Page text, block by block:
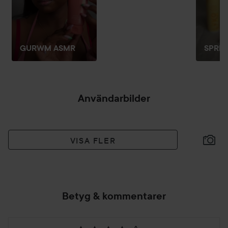
GURWM ASMR
Användarbilder
VISA FLER
Betyg & kommentarer